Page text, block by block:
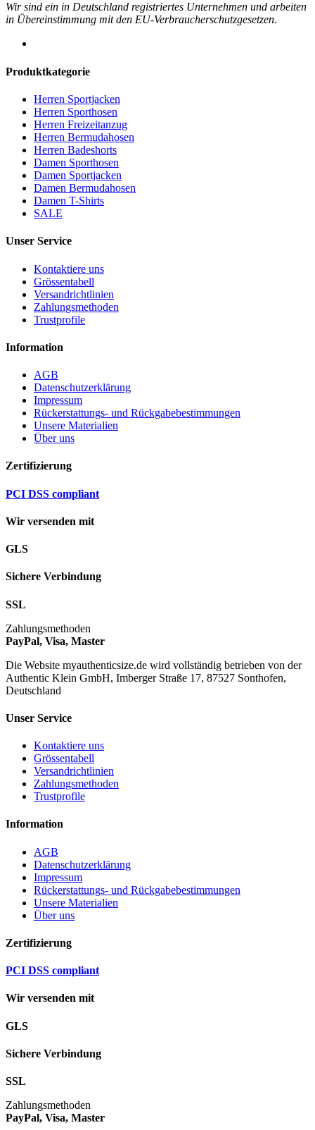
Wir sind ein in Deutschland registriertes Unternehmen und arbeiten
in Übereinstimmung mit den EU-Verbraucherschutzgesetzen.
Produktkategorie
Herren Sportjacken
Herren Sporthosen
Herren Freizeitanzug
Herren Bermudahosen
Herren Badeshorts
Damen Sporthosen
Damen Sportjacken
Damen Bermudahosen
Damen T-Shirts
SALE
Unser Service
Kontaktiere uns
Grössentabell
Versandrichtlinien
Zahlungsmethoden
Trustprofile
Information
AGB
Datenschutzerklärung
Impressum
Rückerstattungs- und Rückgabebestimmungen
Unsere Materialien
Über uns
Zertifizierung
PCI DSS compliant
Wir versenden mit
GLS
Sichere Verbindung
SSL
Zahlungsmethoden
PayPal, Visa, Master
Die Website myauthenticsize.de wird vollständig betrieben von der
Authentic Klein GmbH, Imberger Straße 17, 87527 Sonthofen,
Deutschland
Unser Service
Kontaktiere uns
Grössentabell
Versandrichtlinien
Zahlungsmethoden
Trustprofile
Information
AGB
Datenschutzerklärung
Impressum
Rückerstattungs- und Rückgabebestimmungen
Unsere Materialien
Über uns
Zertifizierung
PCI DSS compliant
Wir versenden mit
GLS
Sichere Verbindung
SSL
Zahlungsmethoden
PayPal, Visa, Master